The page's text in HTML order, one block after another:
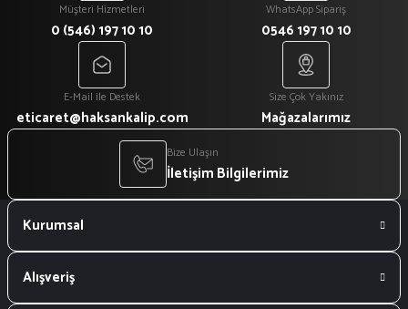
Müşteri Hizmetleri
0 (546) 197 10 10
WhatsApp Sipariş
0546 197 10 10
E-Mail ile Destek
eticaret@haksankalip.com
Size Çok Yakınız
Mağazalarımız
Bize Ulaşın
İletişim Bilgilerimiz
Kurumsal
Alışveriş